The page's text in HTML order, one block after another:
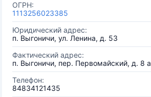
ОГРН:
1113256023385
Юридический адрес:
п. Выгоничи, ул. Ленина, д. 53
Фактический адрес:
п. Выгоничи, пер. Первомайский, д. 8 а
Телефон:
84834121435